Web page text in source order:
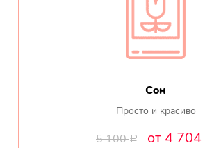
Сон
Просто и красиво
5 100Р от 4 704